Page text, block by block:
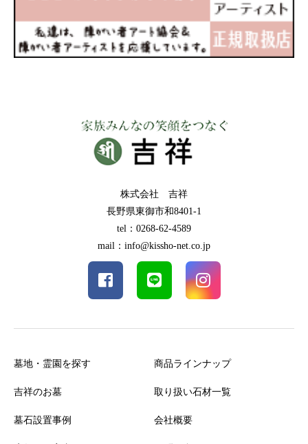
株式会社 吉祥
長野県東御市和8401-1
tel：0268-62-4589
mail：info@kissho-net.co.jp
墓地・霊園を探す
吉祥のお墓
墓石設置事例
商品ラインナップ
取り扱い石材一覧
会社概要